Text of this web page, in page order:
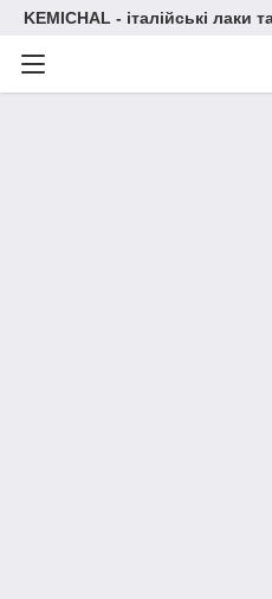
KEMICHAL - італійські